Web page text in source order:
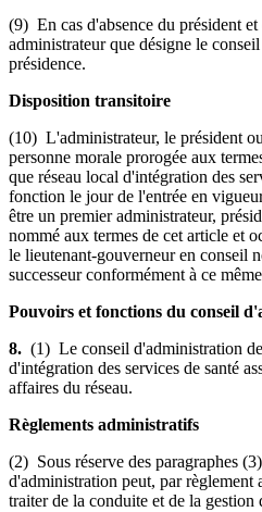
(9) En cas d'absence du président
administrateur que désigne le
présidence.
Disposition transitoire
(10) L'administrateur, le président
personne morale prorogée aux
que réseau local d'intégration des
fonction le jour de l'entrée en
être un premier administrateur,
nommé aux termes de cet article et
le lieutenant-gouverneur en conseil
successeur conformément à ce
Pouvoirs et fonctions du conseil
8. (1) Le conseil d'administration
d'intégration des services de santé
affaires du réseau.
Règlements administratifs
(2) Sous réserve des paragraphes
d'administration peut, par règlement
traiter de la conduite et de la gestion